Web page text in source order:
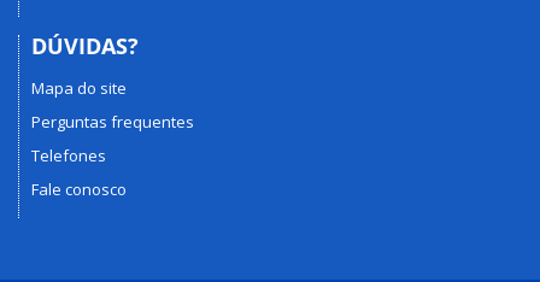
DÚVIDAS?
Mapa do site
Perguntas frequentes
Telefones
Fale conosco